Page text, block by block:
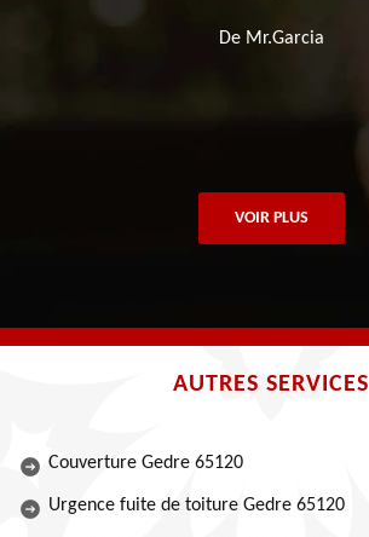
De Mr.Garcia
VOIR PLUS
AUTRES SERVICES
Couverture Gedre 65120
Urgence fuite de toiture Gedre 65120